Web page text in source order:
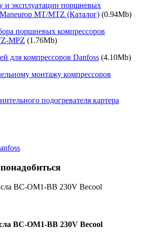
и эксплуатации поршневых
MT/MTZ (Каталог) (0.94Mb)
поршневых компрессоров
MPZ (1.76Mb)
для компрессоров Danfoss (4.10Mb)
монтажу компрессоров
подогревателя картера
BC-OM1-BB 230V Becool